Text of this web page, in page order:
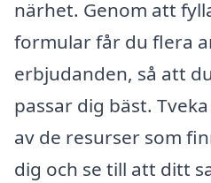
närhet. Genom att
formular får du flera
erbjudanden, så att
passar dig bäst.
av de resurser som
dig och se till att ditt